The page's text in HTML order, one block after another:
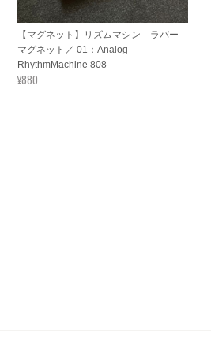
【マグネット】リズムマシン ラバー
マグネット／ 01：Analog
RhythmMachine 808
¥880